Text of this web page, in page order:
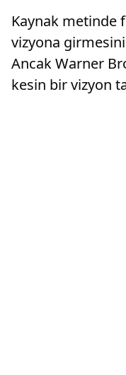
Kaynak metinde
vizyona
Ancak Warner
kesin bir vizyon